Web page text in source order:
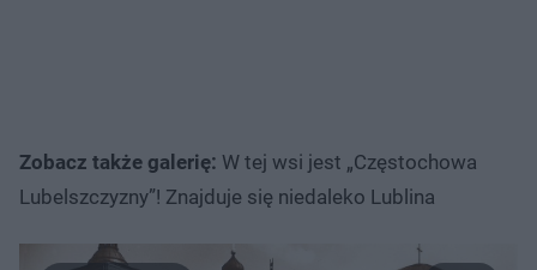
Zobacz także galerię: W tej wsi jest „Częstochowa
Lubelszczyzny”! Znajduje się niedaleko Lublina